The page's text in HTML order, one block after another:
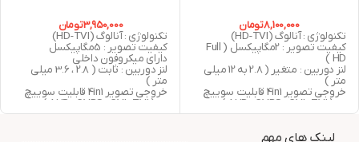
8,100,000تومان
تکنولوژی : آنالوگ (HD-TVI)
کیفیت تصویر : 2مگاپیکسل ( Full
HD )
لنز دوربین : متغیر ( 2.8 به 12 میلی
متر )
خروجی تصویر 4in1 قابلیت سوییچ
به ( AHD , CVBS , CVI , TVI )
دید در شب : 40 متر مربع
گارانتی : 24 ماه شرکت پارس ارتباط
3,950,000تومان
تکنولوژی : آنالوگ (HD-TVI)
کیفیت تصویر : 5مگاپیکسل
دارای میکروفون داخلی
لنز دوربین : ثابت ( 2.8 ، 3.6 میلی
متر )
خروجی تصویر 4in1 قابلیت سوییچ
به ( AHD , CVBS , CVI , TVI )
دید در شب : 30 متر مربع
لینک های مهم